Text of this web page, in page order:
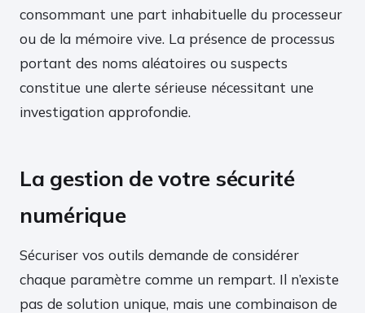
consommant une part inhabituelle du processeur
ou de la mémoire vive. La présence de processus
portant des noms aléatoires ou suspects
constitue une alerte sérieuse nécessitant une
investigation approfondie.
La gestion de votre sécurité
numérique
Sécuriser vos outils demande de considérer
chaque paramètre comme un rempart. Il n’existe
pas de solution unique, mais une combinaison de